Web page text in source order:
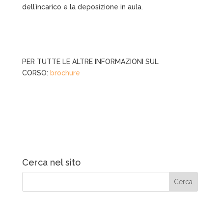
dell’incarico e la deposizione in aula.
PER TUTTE LE ALTRE INFORMAZIONI SUL
CORSO: brochure
Cerca nel sito